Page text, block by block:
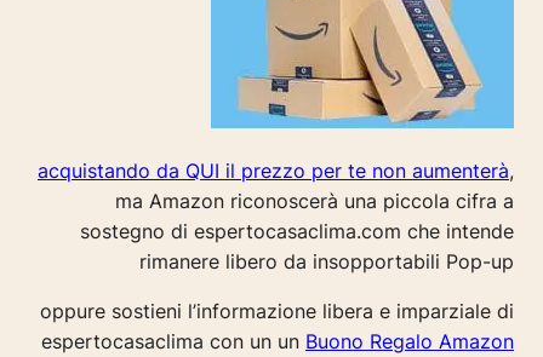
acquistando da QUI il prezzo per te non aumenterà,
ma Amazon riconoscerà una piccola cifra a
sostegno di espertocasaclima.com che intende
rimanere libero da insopportabili Pop-up
oppure sostieni l’informazione libera e imparziale di
espertocasaclima con un un Buono Regalo Amazon